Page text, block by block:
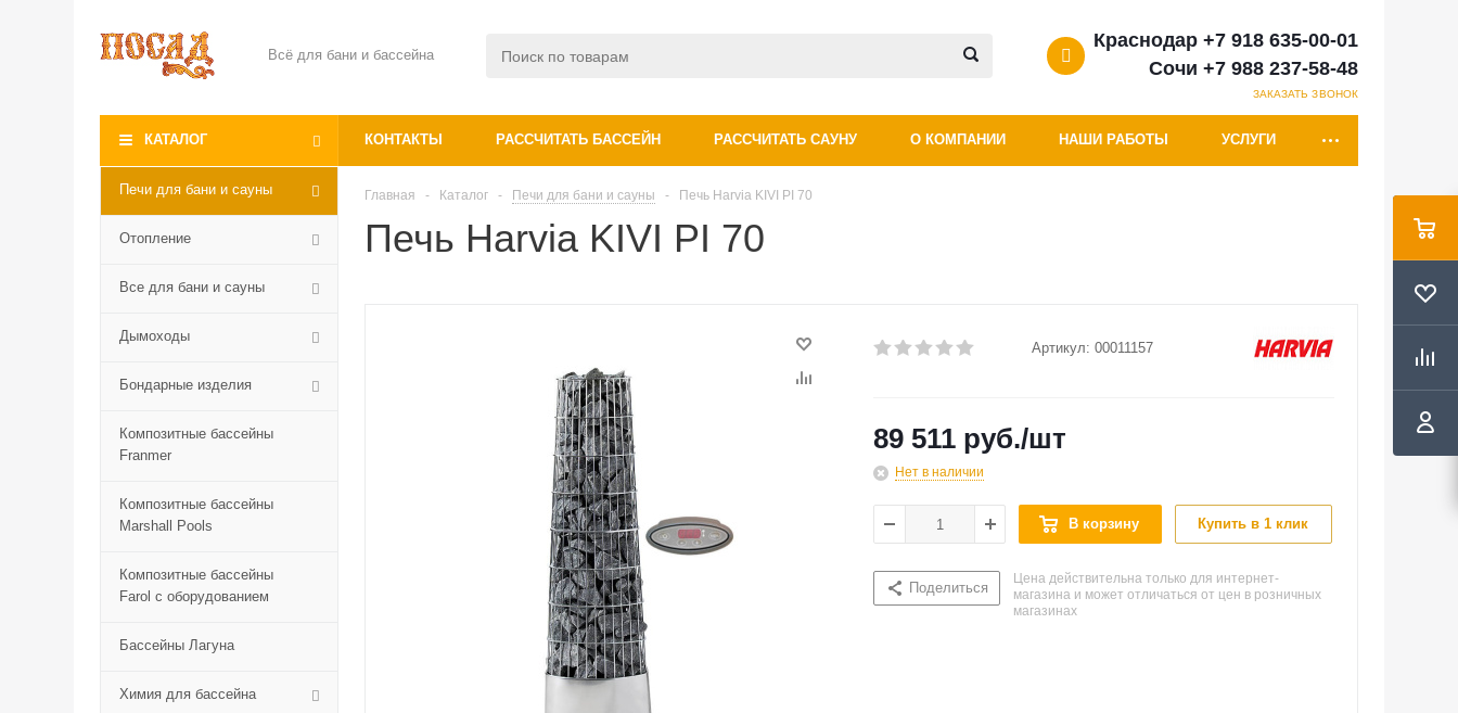
Всё для бани и бассейна
Краснодар +7 918 635-00-01
Сочи +7 988 237-58-48
ЗАКАЗАТЬ ЗВОНОК
КАТАЛОГ КОНТАКТЫ РАССЧИТАТЬ БАССЕЙН РАССЧИТАТЬ САУНУ О КОМПАНИИ НАШИ РАБОТЫ УСЛУГИ
Печи для бани и сауны
Отопление
Все для бани и сауны
Дымоходы
Бондарные изделия
Композитные бассейны
Franmer
Композитные бассейны
Marshall Pools
Композитные бассейны
Farol с оборудованием
Бассейны Лагуна
Химия для бассейна
Главная - Каталог - Печи для бани и сауны - Печь Harvia KIVI PI 70
Печь Harvia KIVI PI 70
Артикул: 00011157
89 511 руб./шт
Нет в наличии
В корзину Купить в 1 клик
Поделиться
Цена действительна только для интернет-
магазина и может отличаться от цен в розничных
магазинах